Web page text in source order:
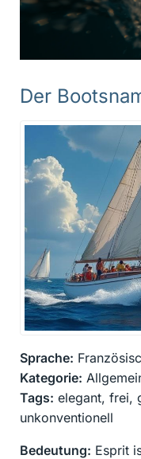
Der
Sprache:
Kategorie:
Tags: elegant, frei,
unkonventionell
Bedeutung: Esprit